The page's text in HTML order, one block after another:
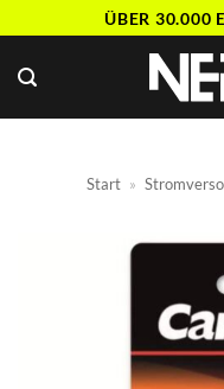
springen
ÜBER 30.000
Start »